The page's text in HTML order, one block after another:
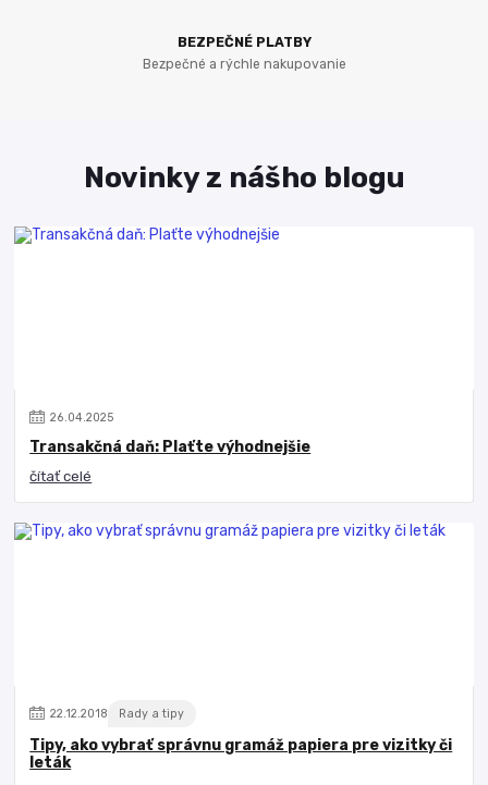
BEZPEČNÉ PLATBY
Bezpečné a rýchle nakupovanie
Novinky z nášho blogu
26.04.2025
Transakčná daň: Plaťte výhodnejšie
čítať celé
22.12.2018 Rady a tipy
Tipy, ako vybrať správnu gramáž papiera pre vizitky či
leták